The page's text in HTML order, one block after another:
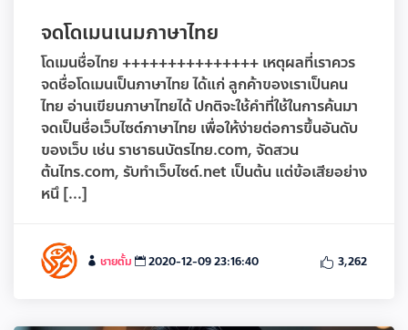
จดโดเมนเนมภาษาไทย
โดเมนชื่อไทย +++++++++++++++ เหตุผลที่เราควร
จดชื่อโดเมนเป็นภาษาไทย ได้แก่ ลูกค้าของเราเป็นคน
ไทย อ่านเขียนภาษาไทยได้ ปกติจะใช้คำที่ใช้ในการค้นมา
จดเป็นชื่อเว็บไซต์ภาษาไทย เพื่อให้ง่ายต่อการขึ้นอันดับ
ของเว็บ เช่น ราชาธนบัตรไทย.com, จัดสวน
ต้นไทร.com, รับทำเว็บไซต์.net เป็นต้น แต่ข้อเสียอย่าง
หนึ [...]
ชายตั้ม 2020-12-09 23:16:40 3,262